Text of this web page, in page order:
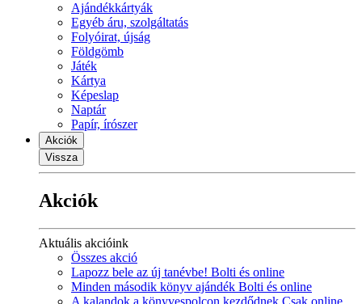
Ajándékkártyák
Egyéb áru, szolgáltatás
Folyóirat, újság
Földgömb
Játék
Kártya
Képeslap
Naptár
Papír, írószer
Akciók
Vissza
Akciók
Aktuális akcióink
Összes akció
Lapozz bele az új tanévbe! Bolti és online
Minden második könyv ajándék Bolti és online